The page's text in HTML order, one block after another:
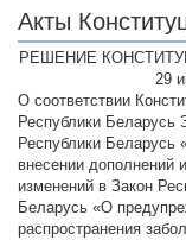
Акты
РЕШЕНИЕ
29
О соответствии
Республики Беларусь
Республики Беларусь
внесении дополнений и
изменений в Закон
Беларусь «О
распространения